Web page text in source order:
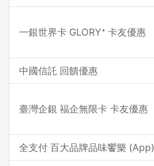
一銀世界卡 GLORY⁺ 卡友優惠
中國信託 回饋優惠
臺灣企銀 福企無限卡 卡友優惠
全支付 百大品牌品味饗樂 (App)